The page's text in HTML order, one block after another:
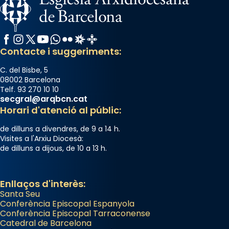
col·laboradors, a la Catedral de Barcelona.
L’arquebisbe de Barcelona, el cardenal Joan
Josep Omella, ha presidit la missa i l’ha
concelebrat el bisbe auxiliar de Barcelona,
Mons. David Abadías.
📸 Dr. G. Simón
Photo
View on Facebook · Share
Arquebisbat de Barcelona
2 weeks ago
Semproniana, verges i màrtirs.
Acompanyant la història de sant Cugat, a
partir de l’Edat Mitjana sorgeix la tradició
Facebook
Instagram
X / Twitter
YouTube
WhatsApp
FlickrRadio Estel
Catalunya Cristiana
Contacte i suggeriments:
C. del Bisbe, 5
08002 Barcelona
Telf. 93 270 10 10
secgral@arqbcn.cat
Horari d'atenció al públic:
de dilluns a divendres, de 9 a 14 h.
Visites a l'Arxiu Diocesà:
de dilluns a dijous, de 10 a 13 h.
Enllaços d'interès:
Santa Seu
Conferència Episcopal Espanyola
Conferència Episcopal Tarraconense
Catedral de Barcelona